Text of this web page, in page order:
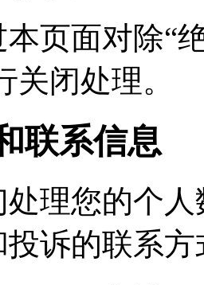
页面对除“
关闭处理。
联系信息
理您的个
投诉的联系